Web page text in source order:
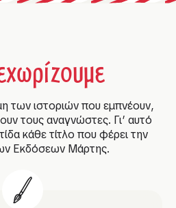
των ιστοριών που εμπνέουν,
τους αναγνώστες. Γι’ αυτό
κάθε τίτλο που φέρει την
Εκδόσεων Μάρτης.